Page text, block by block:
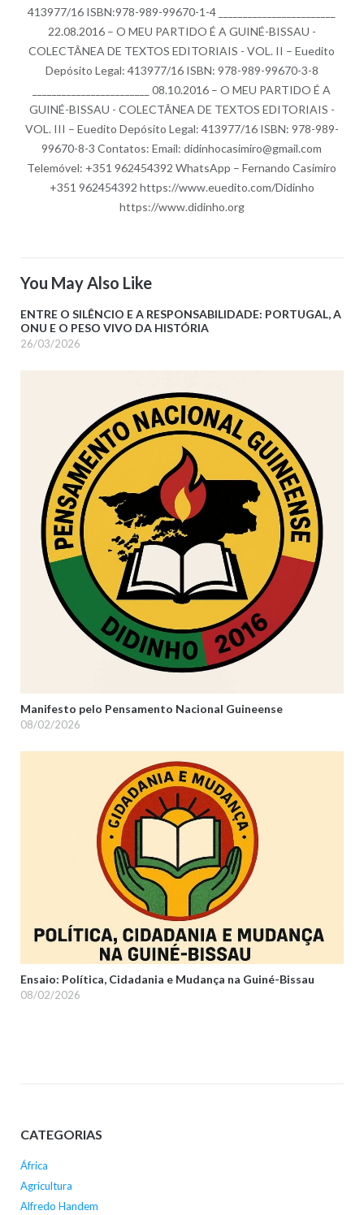
413977/16 ISBN:978-989-99670-1-4 ________________________
22.08.2016 – O MEU PARTIDO É A GUINÉ-BISSAU -
COLECTÂNEA DE TEXTOS EDITORIAIS - VOL. II – Euedito
Depósito Legal: 413977/16 ISBN: 978-989-99670-3-8
________________________ 08.10.2016 – O MEU PARTIDO É A
GUINÉ-BISSAU - COLECTÂNEA DE TEXTOS EDITORIAIS -
VOL. III – Euedito Depósito Legal: 413977/16 ISBN: 978-989-
99670-8-3 Contatos: Email: didinhocasimiro@gmail.com
Telemóvel: +351 962454392 WhatsApp – Fernando Casimiro
+351 962454392 https://www.euedito.com/Didinho
https://www.didinho.org
You May Also Like
ENTRE O SILÊNCIO E A RESPONSABILIDADE: PORTUGAL, A
ONU E O PESO VIVO DA HISTÓRIA
26/03/2026
Manifesto pelo Pensamento Nacional Guineense
08/02/2026
Ensaio: Política, Cidadania e Mudança na Guiné-Bissau
08/02/2026
CATEGORIAS
África
Agricultura
Alfredo Handem